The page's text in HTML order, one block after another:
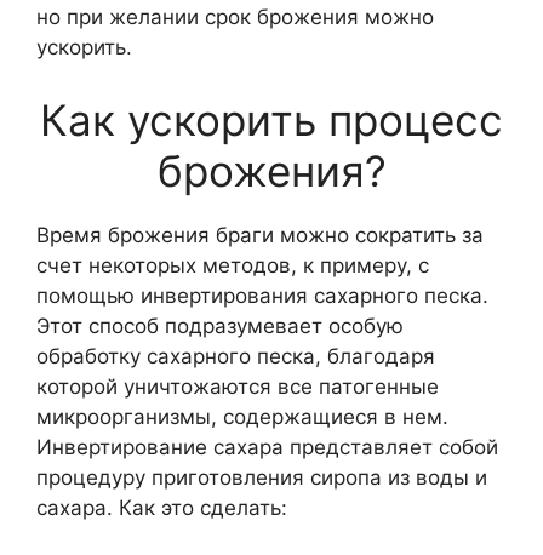
но при желании срок брожения можно
ускорить.
Как ускорить процесс
брожения?
Время брожения браги можно сократить за
счет некоторых методов, к примеру, с
помощью инвертирования сахарного песка.
Этот способ подразумевает особую
обработку сахарного песка, благодаря
которой уничтожаются все патогенные
микроорганизмы, содержащиеся в нем.
Инвертирование сахара представляет собой
процедуру приготовления сиропа из воды и
сахара. Как это сделать: